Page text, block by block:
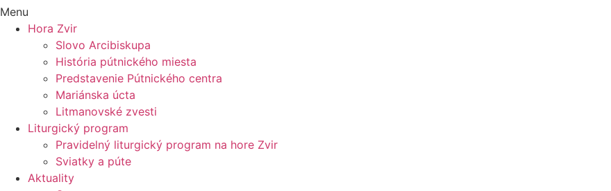
Menu
Hora Zvir
Slovo Arcibiskupa
História pútnického miesta
Predstavenie Pútnického centra
Mariánska úcta
Litmanovské zvesti
Liturgický program
Pravidelný liturgický program na hore Zvir
Sviatky a púte
Aktuality